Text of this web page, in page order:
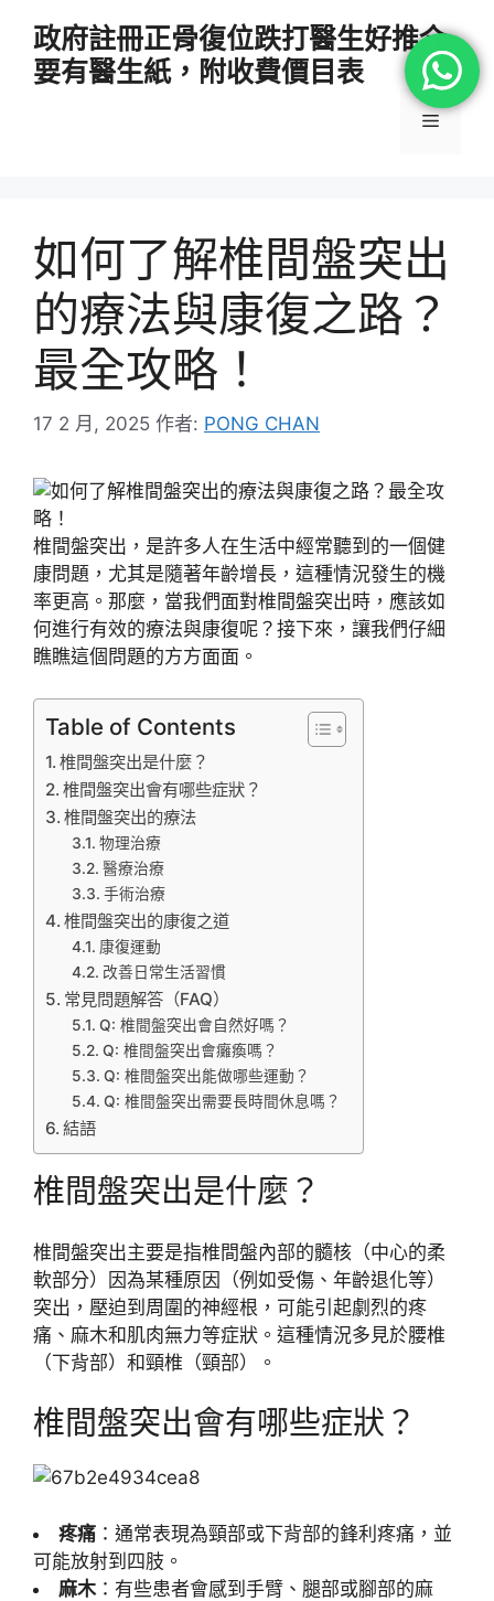
政府註冊正骨復位跌打醫生好推介
要有醫生紙，附收費價目表
選
如何了解椎間盤突出
的療法與康復之路？
最全攻略！
17 2 月, 2025 作者: PONG CHAN
椎間盤突出，是許多人在生活中經常聽到的一個健
康問題，尤其是隨著年齡增長，這種情況發生的機
率更高。那麼，當我們面對椎間盤突出時，應該如
何進行有效的療法與康復呢？接下來，讓我們仔細
瞧瞧這個問題的方方面面。
Table of Contents
椎間盤突出是什麼？
椎間盤突出會有哪些症狀？
椎間盤突出的療法
物理治療
醫療治療
手術治療
椎間盤突出的康復之道
康復運動
改善日常生活習慣
常見問題解答（FAQ）
Q: 椎間盤突出會自然好嗎？
Q: 椎間盤突出會癱瘓嗎？
Q: 椎間盤突出能做哪些運動？
Q: 椎間盤突出需要長時間休息嗎？
結語
椎間盤突出是什麼？
椎間盤突出主要是指椎間盤內部的髓核（中心的柔
軟部分）因為某種原因（例如受傷、年齡退化等）
突出，壓迫到周圍的神經根，可能引起劇烈的疼
痛、麻木和肌肉無力等症狀。這種情況多見於腰椎
（下背部）和頸椎（頸部）。
椎間盤突出會有哪些症狀？
疼痛 ：通常表現為頸部或下背部的鋒利疼痛，並
可能放射到四肢。
麻木：有些患者會感到手臂、腿部或腳部的麻